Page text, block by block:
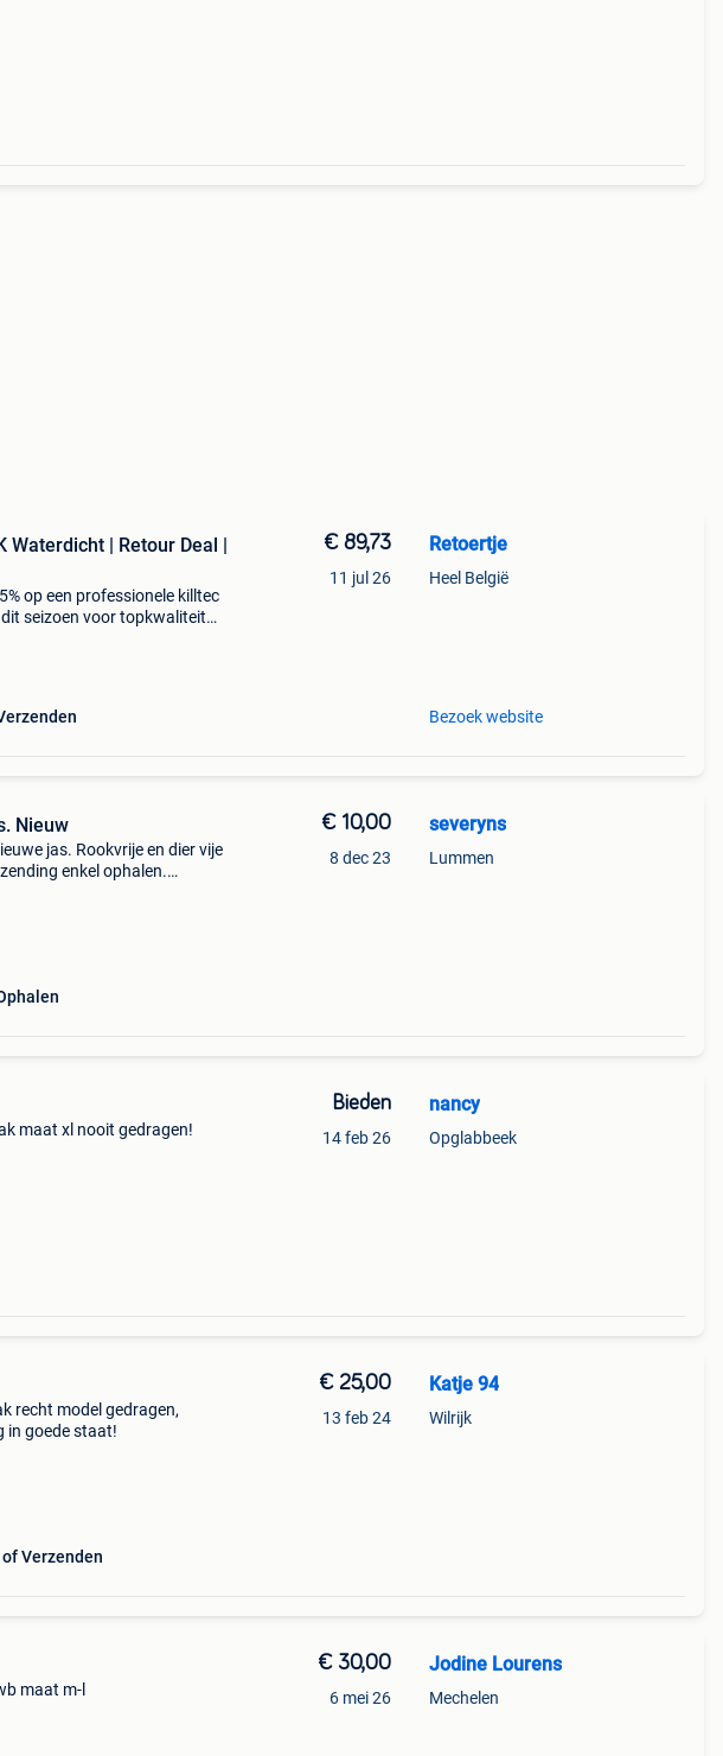
Waterdicht | Retour Deal |
op een professionele killtec
seizoen voor topkwaliteit
€ 89,73
11 jul 26
Retoertje
Heel België
Bezoek website
Nieuw
jas. Rookvrije en dier vije
enkel ophalen.
€ 10,00
8 dec 23
severyns
Lummen
maat xl nooit gedragen!
Bieden
14 feb 26
nancy
Opglabbeek
recht model gedragen,
in goede staat!
Verzenden
€ 25,00
13 feb 24
Katje 94
Wilrijk
maat m-l
€ 30,00
6 mei 26
Jodine Lourens
Mechelen